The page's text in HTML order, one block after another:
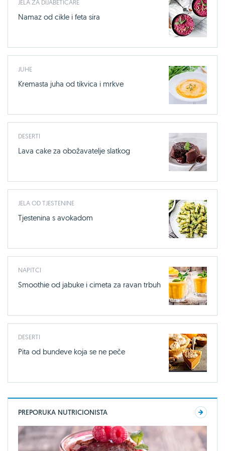
JELA ZA DIJABETIČARE
Namaz od cikle i feta sira
JUHE
Kremasta juha od tikvica i mrkve
DESERTI
Lava cake za obožavatelje slatkog
JELA OD TJESTENINE
Tjestenina s avokadom
NAPITCI
Smoothie od jabuke i cimeta za ravan trbuh
DESERTI
Pita od bundeve koja se ne peče
PREPORUKA NUTRICIONISTA